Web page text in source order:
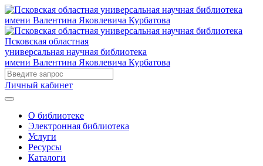
Псковская областная
универсальная научная библиотека
имени Валентина Яковлевича Курбатова
Личный кабинет
О библиотеке
Электронная библиотека
Услуги
Ресурсы
Каталоги